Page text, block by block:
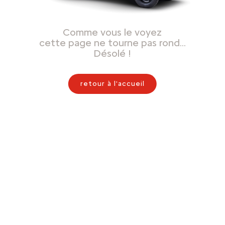
Comme vous le voyez
cette page ne tourne pas rond…
Désolé !
retour à l'accueil